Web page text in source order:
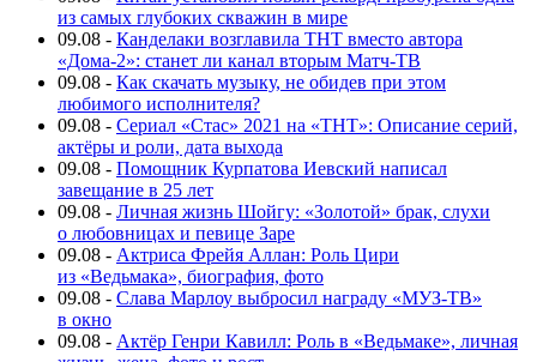
из самых глубоких скважин в мире
09.08 - Канделаки возглавила ТНТ вместо автора
«Дома-2»: станет ли канал вторым Матч-ТВ
09.08 - Как скачать музыку, не обидев при этом
любимого исполнителя?
09.08 - Сериал «Стас» 2021 на «ТНТ»: Описание серий,
актёры и роли, дата выхода
09.08 - Помощник Курпатова Иевский написал
завещание в 25 лет
09.08 - Личная жизнь Шойгу: «Золотой» брак, слухи
о любовницах и певице Заре
09.08 - Актриса Фрейя Аллан: Роль Цири
из «Ведьмака», биография, фото
09.08 - Слава Марлоу выбросил награду «МУЗ-ТВ»
в окно
09.08 - Актёр Генри Кавилл: Роль в «Ведьмаке», личная